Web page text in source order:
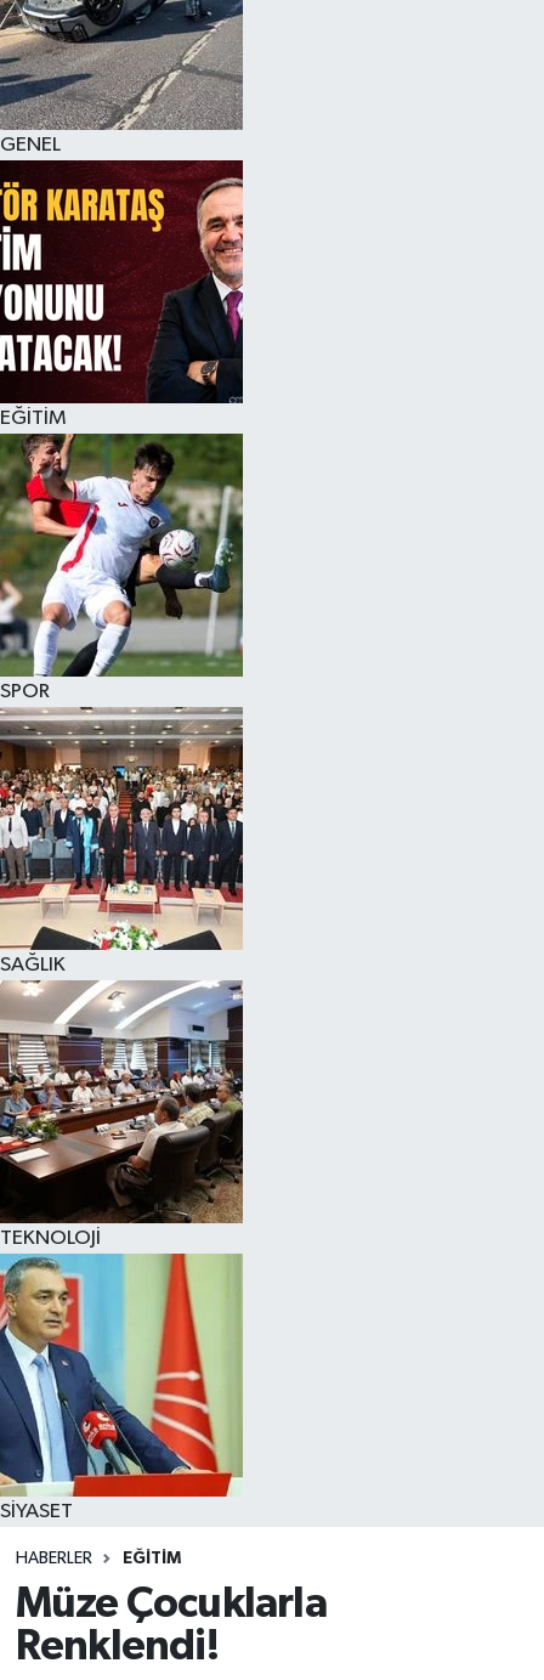
GENEL
EĞİTİM
SPOR
SAĞLIK
TEKNOLOJİ
SİYASET
HABERLER EĞİTİM
Müze Çocuklarla
Renklendi!
KÜLTÜR SANAT
MAGAZİN
SAĞLIK
SİYASET
SPOR
TEKNOLOJİ
VİZYONDAKİLER
YAŞAM